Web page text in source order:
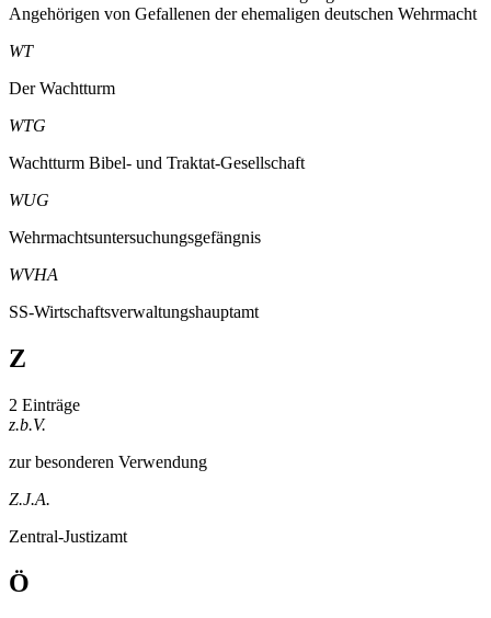
Angehörigen von Gefallenen der ehemaligen deutschen Wehrmacht
WT
Der Wachtturm
WTG
Wachtturm Bibel- und Traktat-Gesellschaft
WUG
Wehrmachtsuntersuchungsgefängnis
WVHA
SS-Wirtschaftsverwaltungshauptamt
Z
2 Einträge
z.b.V.
zur besonderen Verwendung
Z.J.A.
Zentral-Justizamt
Ö